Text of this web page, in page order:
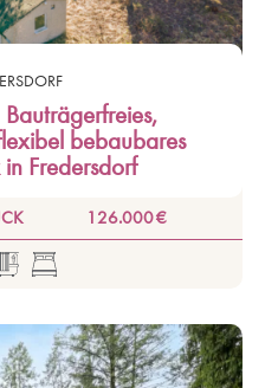
bebaubares
Fredersdorf
126.000 €